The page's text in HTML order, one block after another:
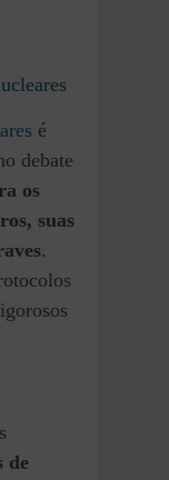
é
debate
os
suas
.
de